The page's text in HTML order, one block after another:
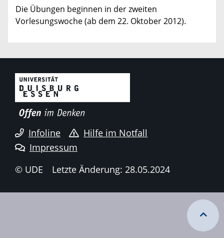
Die Übungen beginnen in der zweiten
Vorlesungswoche (ab dem 22. Oktober 2012).
Infoline
Hilfe im Notfall
Impressum
© UDE
Letzte Änderung: 28.05.2024